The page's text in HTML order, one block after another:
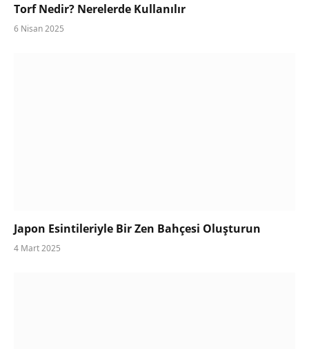
Torf Nedir? Nerelerde Kullanılır
6 Nisan 2025
Japon Esintileriyle Bir Zen Bahçesi Oluşturun
4 Mart 2025